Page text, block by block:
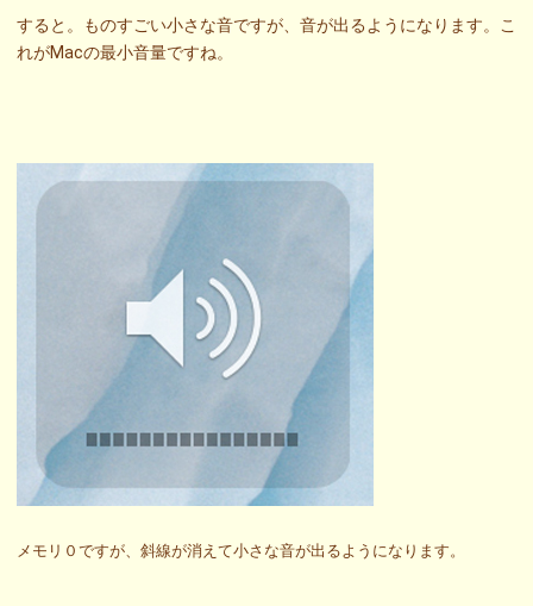
すると。ものすごい小さな音ですが、音が出るようになります。こ
れがMacの最小音量ですね。
メモリ０ですが、斜線が消えて小さな音が出るようになります。